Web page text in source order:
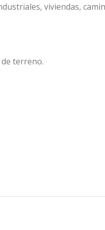
viviendas,
terreno.